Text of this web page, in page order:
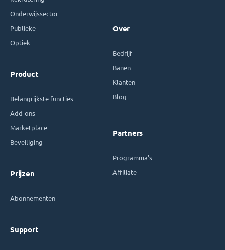
Onderwijssector
Publieke
Optiek
Product
Belangrijkste functies
Add-ons
Marketplace
Beveiliging
Prijzen
Abonnementen
Support
Over
Bedrijf
Banen
Klanten
Blog
Partners
Programma's
Affiliate